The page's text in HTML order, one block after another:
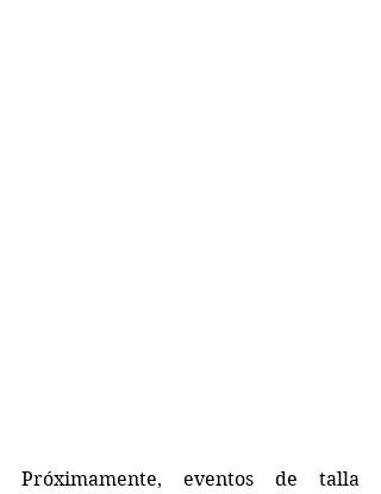
Próximamente, eventos de talla